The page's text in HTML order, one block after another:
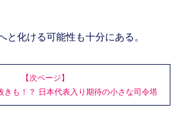
化ける可能性も十分にある。
【次ページ】
きも！？ 日本代表入り期待の小さな司令塔